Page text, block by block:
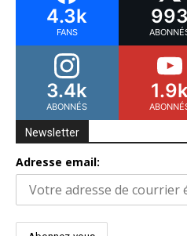
4.3k
FANS
993
3.4k
ABONNÉS
Newsletter
Adresse email: